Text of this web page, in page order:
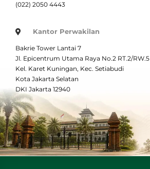
(022) 2050 4443
Kantor Perwakilan
Bakrie Tower Lantai 7
Jl. Epicentrum Utama Raya No.2 RT.2/RW.5
Kel. Karet Kuningan, Kec. Setiabudi
Kota Jakarta Selatan
DKI Jakarta 12940